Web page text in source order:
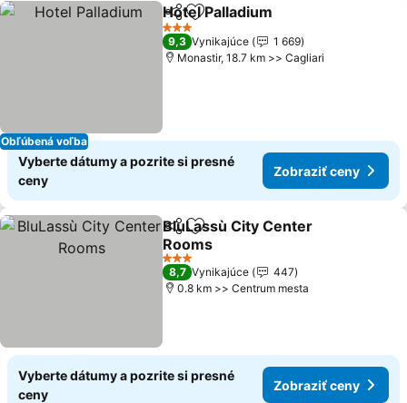
Obľúbená voľba
ZdieľaťPridať do obľúbených
Hotel Palladium
3 Počet hviezdičiek
9,3 Vynikajúce
1 669
Monastir, 18.7 km >> Cagliari
Vyberte dátumy a pozrite si presné
ceny
Zobraziť ceny
ZdieľaťPridať do obľúbených
BluLassù City Center
Rooms
3 Počet hviezdičiek
8,7 Vynikajúce
447
0.8 km >> Centrum mesta
Vyberte dátumy a pozrite si presné
ceny
Zobraziť ceny